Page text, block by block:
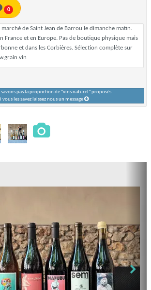
0
de Saint Jean de Barrou le dimanche matin.
France et en Europe. Pas de boutique physique mais
et dans les Corbières. Sélection complète sur
savons pas la proportion de "vins naturel" proposés
vous les savez laissez nous un message